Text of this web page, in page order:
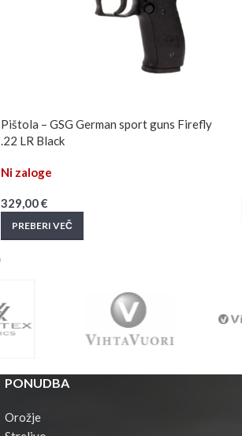
Pištola – GSG German sport guns Firefly
.22 LR Black
Ni zaloge
329,00€
PREBERI VEČ
PONUDBA
Orožje